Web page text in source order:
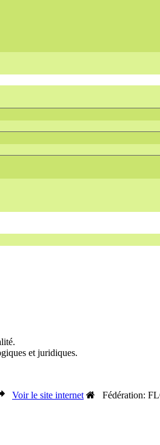
et juridiques.
Voir le site internet Fédération: